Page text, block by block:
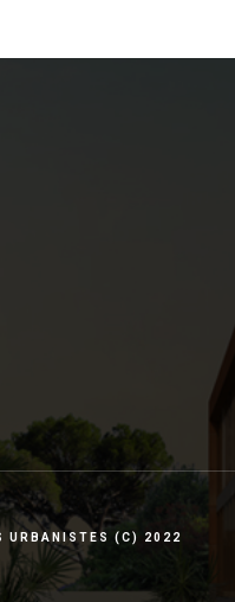
URBANISTES (C) 2022